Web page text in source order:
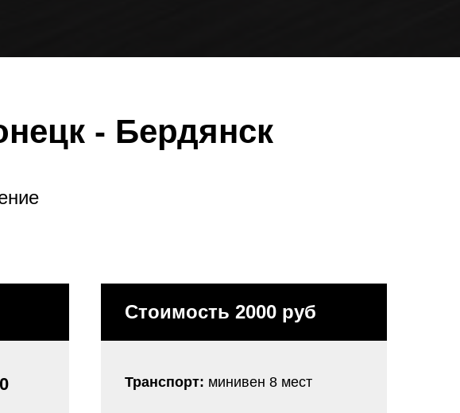
- Бердянск
Стоимость 2000 руб
Транспорт: минивен 8 мест